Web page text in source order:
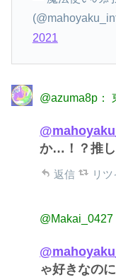
2021
@azuma8p：
か…！？推し
返信 リツ
@Makai_0427
ゃ好きなの